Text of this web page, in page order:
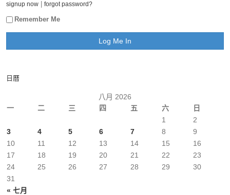
signup now forgot password?
Remember Me
日曆
八月 2026
一
二 三 四 五 六 日
« 七月
1
2
3
4 5 6 7 8
9
10
11 12 13 14 15
16
17
18 19 20 21 22
23
24
25 26 27 28 29
30
31